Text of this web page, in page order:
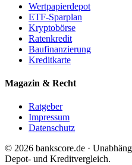
Wertpapierdepot
ETF-Sparplan
Kryptobörse
Ratenkredit
Baufinanzierung
Kreditkarte
Magazin & Recht
Ratgeber
Impressum
Datenschutz
© 2026 bankscore.de ·
Depot- und Kreditvergleich.